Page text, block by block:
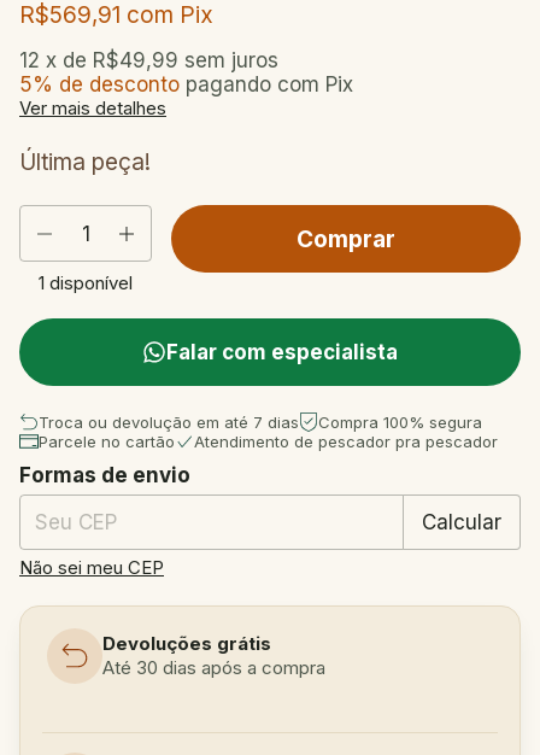
R$569,91 com Pix
12 x de R$49,99 sem juros
5% de desconto pagando com Pix
Ver mais detalhes
Última peça!
1 disponível
Falar com especialista
Troca ou devolução em até 7 dias
Compra 100% segura
Parcele no cartão
Atendimento de pescador pra pescador
Entregas para o CEP:
Formas de envio
Calcular
Não sei meu CEP
Devoluções grátis
Até 30 dias após a compra